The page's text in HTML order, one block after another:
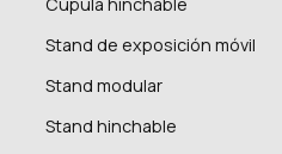
Stand de exposición móvil
Stand modular
Stand hinchable